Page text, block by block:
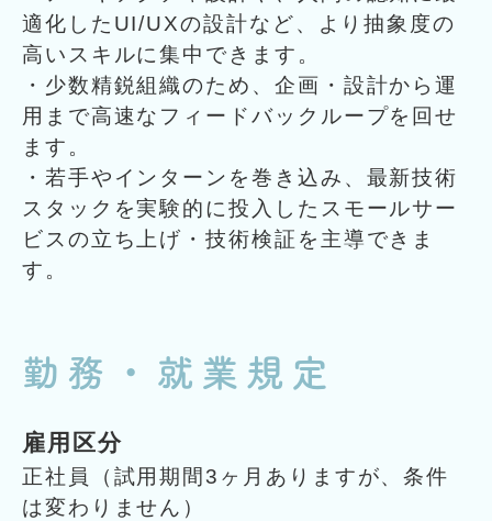
適化したUI/UXの設計など、より抽象度の
高いスキルに集中できます。
・少数精鋭組織のため、企画・設計から運
用まで高速なフィードバックループを回せ
ます。
・若手やインターンを巻き込み、最新技術
スタックを実験的に投入したスモールサー
ビスの立ち上げ・技術検証を主導できま
す。
勤務・就業規定
雇用区分
正社員（試用期間3ヶ月ありますが、条件
は変わりません）